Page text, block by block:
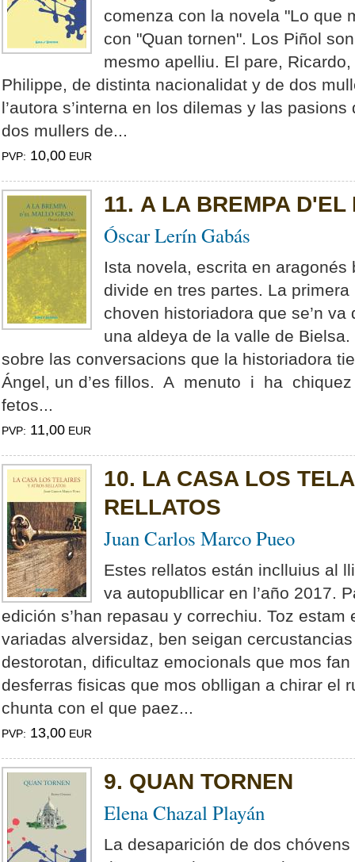
comenza con la novela "Lo que
con "Quan tornen". Los Piñol
mesmo apelliu. El pare,
Philippe, de distinta nacionalidat y de dos
l’autora s’interna en los dilemas y las
dos mullers de...
PVP: 10,00 EUR
11. A LA BREMPA
Óscar Lerín Gabás
Ista novela, escrita en
divide en tres partes. La
choven historiadora que se’n
una aldeya de la valle de
sobre las conversacions que la historiadora
Ángel, un d’es fillos. A menuto i ha
fetos...
PVP: 11,00 EUR
10. LA CASA LOS
RELLATOS
Juan Carlos Marco Pueo
Estes rellatos están inclluius al
va autopubllicar en l’año 2017.
edición s’han repasau y correchiu. Toz
variadas alversidaz, ben seigan
destorotan, dificultaz emocionals que mos
desferras fisicas que mos oblligan a chirar el
chunta con el que paez...
PVP: 13,00 EUR
9. QUAN TORNEN
Elena Chazal Playán
La desaparición de dos chóvens